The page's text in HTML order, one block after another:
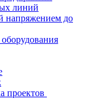
линий
напряжением до
проектов